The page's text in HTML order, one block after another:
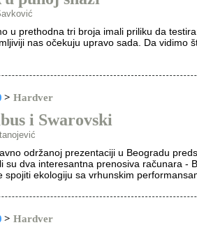
u prethodna tri broja imali priliku da
nas očekuju upravo sada. Da vidimo
> Hardver
i Swarovski
održanoj prezentaciji u Beogradu
su dva interesantna prenosiva računara -
spojiti ekologiju sa vrhunskim
> Hardver